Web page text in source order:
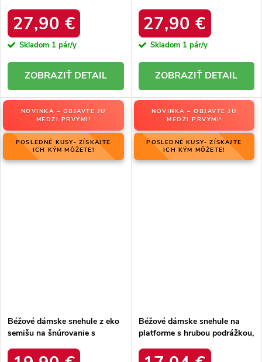
27,90 €
Skladom 1 pár/y
DETAIL
27,90 €
Skladom 1 pár/y
DETAIL
NOVINKA – OBJAVTE JU
MEDZI PRVÝMI!
POSLEDNÉ KUSY- ZÍSKAJTE
ICH KÝM MÔŽETE!
Béžové dámske snehule z eko
semišu na šnúrovanie s
produktu C3016 BEIGE
NOVINKA – OBJAVTE JU
MEDZI PRVÝMI!
POSLEDNÉ KUSY- ZÍSKAJTE
ICH KÝM MÔŽETE!
Béžové dámske snehule na
platforme s hrubou podrážkou,
925 KHAKI